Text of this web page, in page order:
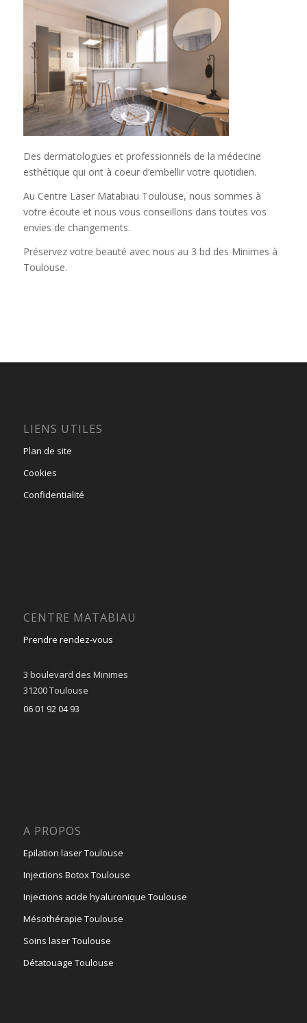
Des dermatologues et professionnels de la médecine
esthétique qui ont à coeur d’embellir votre quotidien.
Au Centre Laser Matabiau Toulouse, nous sommes à
votre écoute et nous vous conseillons dans toutes vos
envies de changements.
Préservez votre beauté avec nous au 3 bd des Minimes à
Toulouse.
LIENS UTILES
Plan de site
Cookies
Confidentialité
CENTRE MATABIAU
Prendre rendez-vous
3 boulevard des Minimes
31200 Toulouse
06 01 92 04 93
A PROPOS
Epilation laser Toulouse
Injections Botox Toulouse
Injections acide hyaluronique Toulouse
Mésothérapie Toulouse
Soins laser Toulouse
Détatouage Toulouse